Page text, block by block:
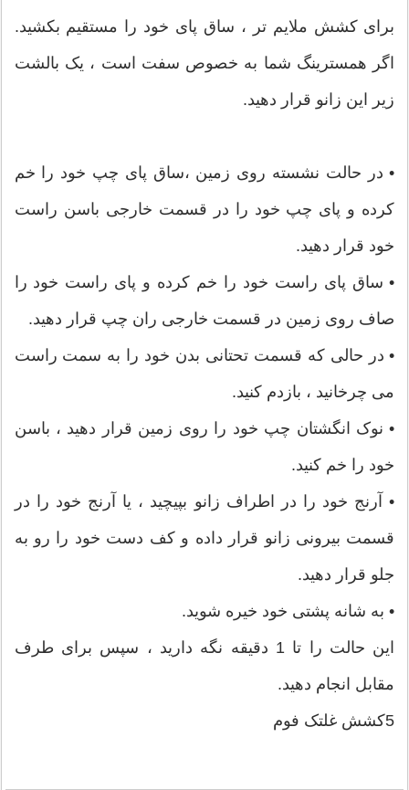
برای کشش ملایم تر ، ساق پای خود را مستقیم بکشید.
اگر همسترینگ شما به خصوص سفت است ، یک بالشت
زیر این زانو قرار دهید.
• در حالت نشسته روی زمین ،ساق پای چپ خود را خم
کرده و پای چپ خود را در قسمت خارجی باسن راست
خود قرار دهید.
• ساق پای راست خود را خم کرده و پای راست خود را
صاف روی زمین در قسمت خارجی ران چپ قرار دهید.
• در حالی که قسمت تحتانی بدن خود را به سمت راست
می چرخانید ، بازدم کنید.
• نوک انگشتان چپ خود را روی زمین قرار دهید ، باسن
خود را خم کنید.
• آرنج خود را در اطراف زانو بپیچید ، یا آرنج خود را در
قسمت بیرونی زانو قرار داده و کف دست خود را رو به
جلو قرار دهید.
• به شانه پشتی خود خیره شوید.
این حالت را تا 1 دقیقه نگه دارید ، سپس برای طرف
مقابل انجام دهید.
5کشش غلتک فوم